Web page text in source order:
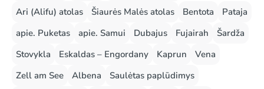
Ari (Alifu) atolas
Šiaurės Malės atolas Bentota
Pataja
apie. Puketas
apie. Samui Dubajus Fujairah
Šardža
Stovykla
Eskaldas – Engordany Kaprun
Vena
Zell am See
Albena
Saulėtas paplūdimys